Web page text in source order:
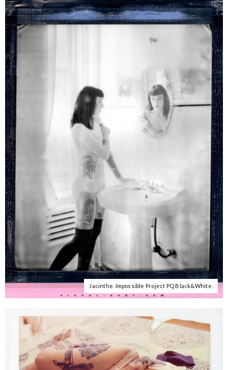
Jacinthe. Impossible Project PQ Black&White.